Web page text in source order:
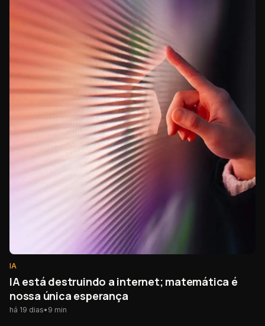
IA
IA está destruindo a internet; matemática é
nossa única esperança
há 19 dias• 9 min